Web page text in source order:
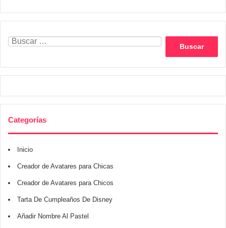
Categorías
Inicio
Creador de Avatares para Chicas
Creador de Avatares para Chicos
Tarta De Cumpleaños De Disney
Añadir Nombre Al Pastel